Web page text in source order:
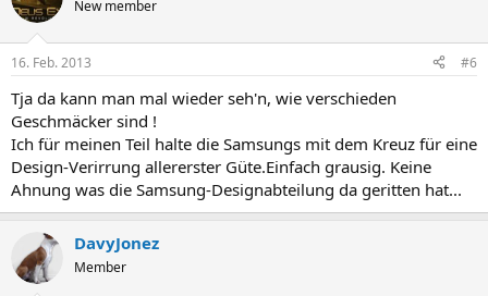
New member
16. Feb. 2013 #6
Tja da kann man mal wieder seh'n, wie verschieden
Geschmäcker sind !
Ich für meinen Teil halte die Samsungs mit dem Kreuz für eine
Design-Verirrung allererster Güte.Einfach grausig. Keine
Ahnung was die Samsung-Designabteilung da geritten hat...
DavyJonez
Member